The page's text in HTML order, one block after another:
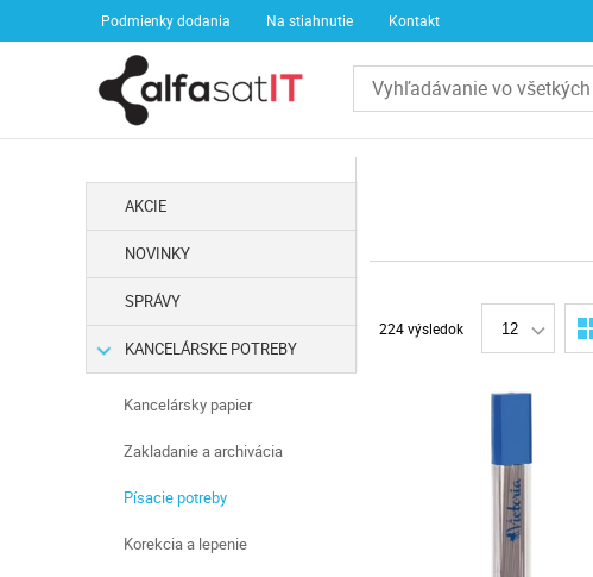
Podmienky dodania Na stiahnutie Kontakt
AKCIE
NOVINKY
SPRÁVY
KANCELÁRSKE POTREBY
Kancelársky papier
Zakladanie a archivácia
Písacie potreby
Korekcia a lepenie
224 výsledok 12